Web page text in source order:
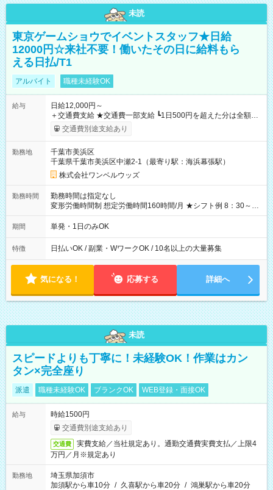
未読
東京ゲームショウでイベントスタッフ★日給
12000円☆来社不要！働いたその日に給料もら
える日払/T1
アルバイト 職種未経験OK
給与
日給12,000円～
＋交通費支給 ★交通費一部支給 ┗1日500円を超えた分は全額支
給！ ※往復500円以内の方は自己負担となります ★日払いOK！
（規定あり） ┗働いたその日に現金GET♪ お仕事後はコンビニ
なし
交通費別途支給あり
勤務地
千葉市美浜区
千葉県千葉市美浜区中瀬2-1（最寄り駅：海浜幕張駅）
株式会社ワンベルウッズ
勤務時間
勤務時間は指定なし
変形労働時間制 想定労働時間160時間/月 ★シフト例 8：30～
19：00
期間 単発・1日のみOK
特徴 日払いOK / 副業・WワークOK / 10名以上の大量募集
気になる！ 応募する 詳細へ
未読
スピードよりも丁寧に！未経験OK！作業はカン
タン×完全座り
派遣 職種未経験OK ブランクOK WEB登録・面接OK
給与
時給1500円
交通費別途支給あり
交通費
実費支給／当社規定あり。通勤交通費実費支払／上限4
万円／月※規定あり
勤務地
埼玉県加須市
加須駅から車10分 / 久喜駅から車20分 / 鴻巣駅から車20分